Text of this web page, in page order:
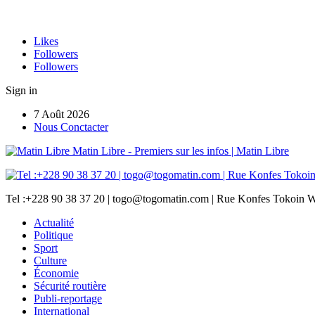
Likes
Followers
Followers
Sign in
7 Août 2026
Nous Conctacter
Matin Libre - Premiers sur les infos | Matin Libre
Tel :+228 90 38 37 20 | togo@togomatin.com | Rue Konfes Tokoin
Actualité
Politique
Sport
Culture
Économie
Sécurité routière
Publi-reportage
International